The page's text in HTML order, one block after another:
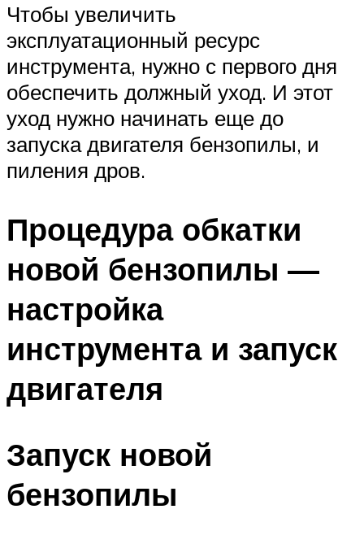
Чтобы увеличить
эксплуатационный ресурс
инструмента, нужно с первого дня
обеспечить должный уход. И этот
уход нужно начинать еще до
запуска двигателя бензопилы, и
пиления дров.
Процедура обкатки
новой бензопилы —
настройка
инструмента и запуск
двигателя
Запуск новой
бензопилы